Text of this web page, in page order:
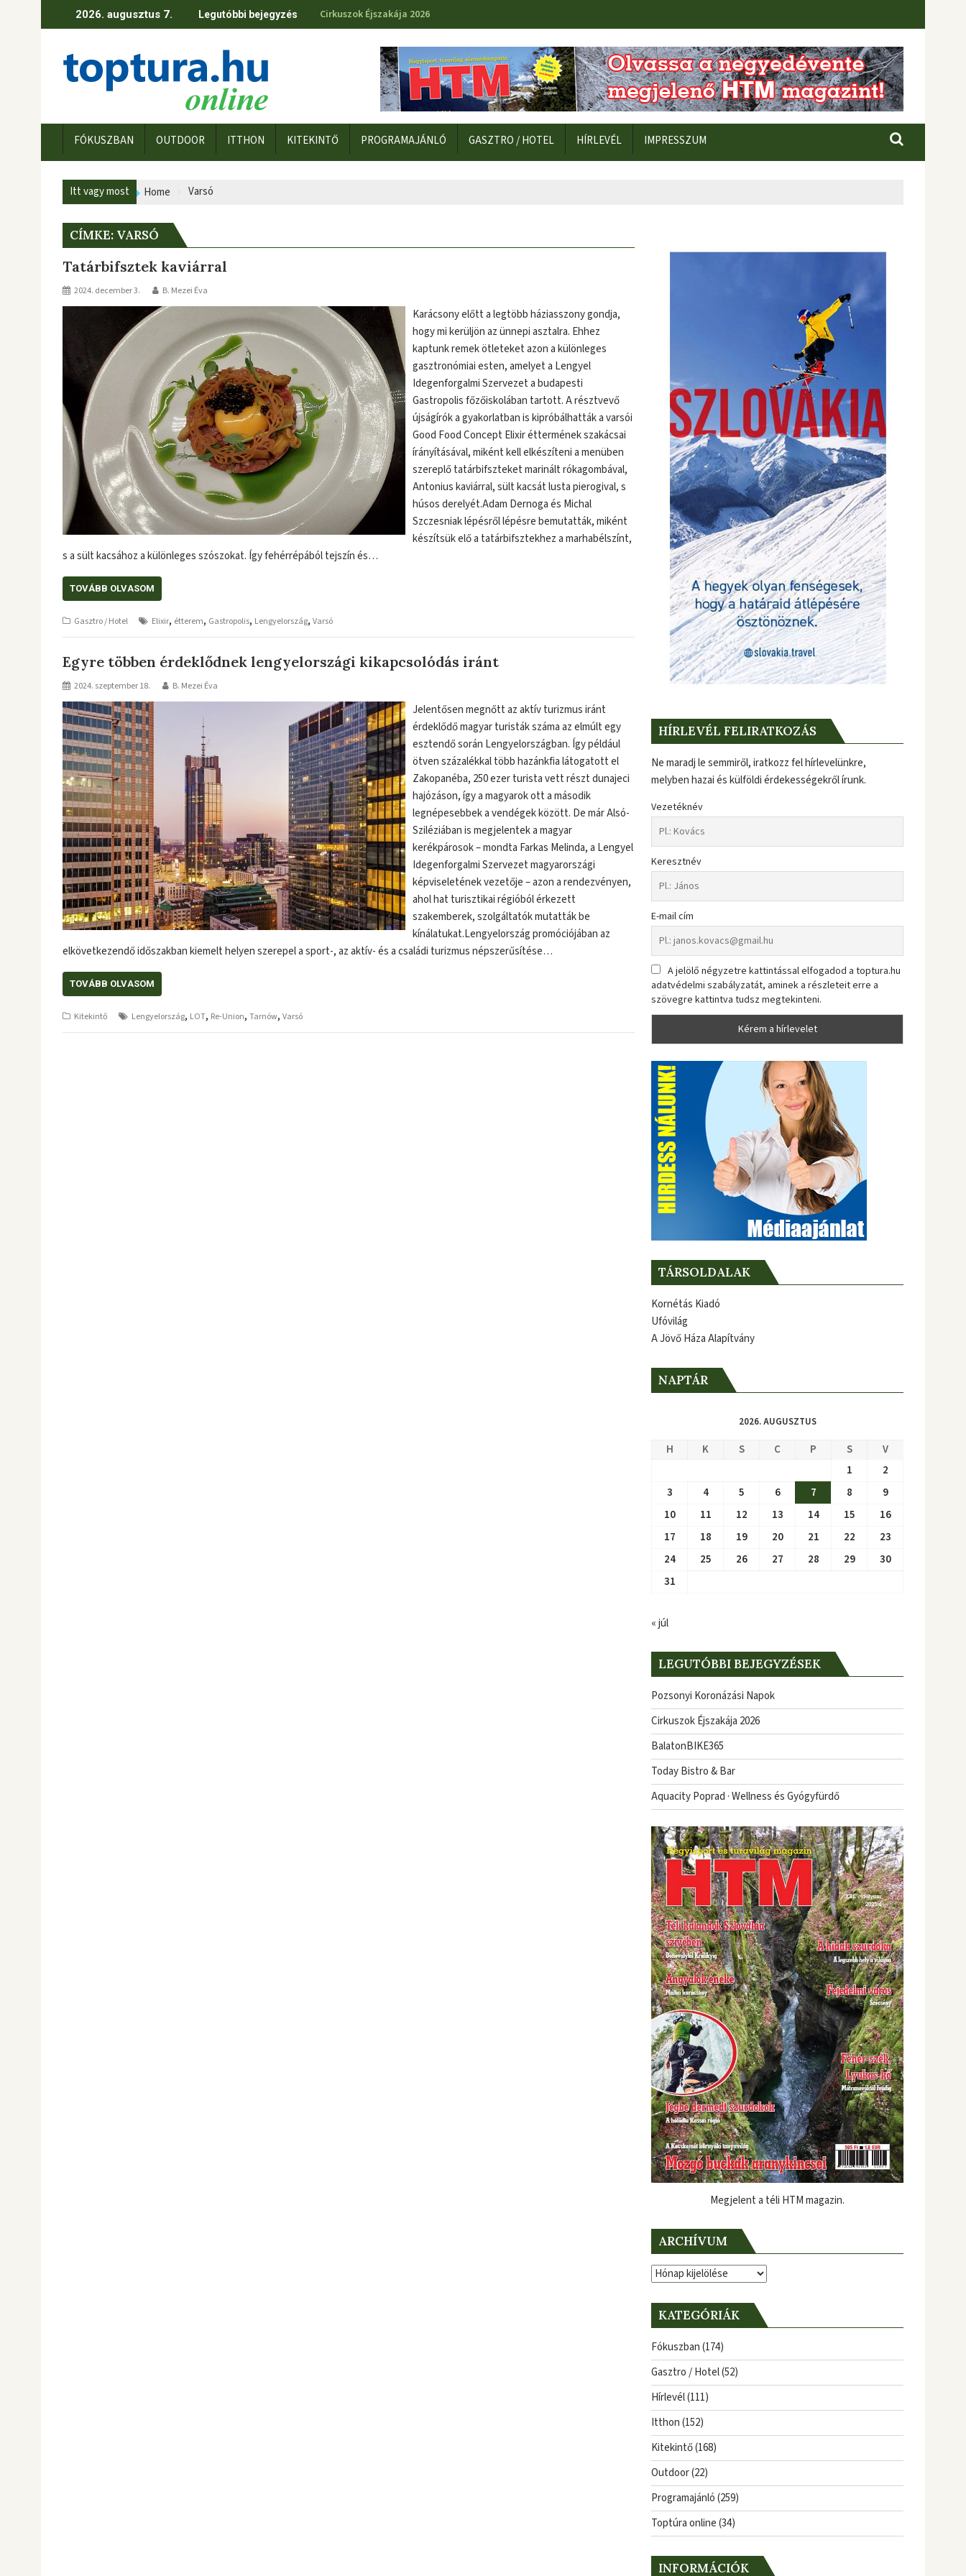
2026. augusztus 7. Legutóbbi bejegyzés Cirkuszok Éjszakája 2026
FÓKUSZBAN OUTDOOR ITTHON KITEKINTŐ PROGRAMAJÁNLÓ GASZTRO / HOTEL HÍRLEVÉL IMPRESSZUM
Itt vagy most Home Varsó
CÍMKE: VARSÓ
Tatárbifsztek kaviárral
2024. december 3. B. Mezei Éva
Karácsony előtt a legtöbb háziasszony gondja,
hogy mi kerüljön az ünnepi asztalra. Ehhez
kaptunk remek ötleteket azon a különleges
gasztronómiai esten, amelyet a Lengyel
Idegenforgalmi Szervezet a budapesti
Gastropolis főzőiskolában tartott. A résztvevő
újságírók a gyakorlatban is kipróbálhatták a varsói
Good Food Concept Elixir éttermének szakácsai
írányításával, miként kell elkészíteni a menüben
szereplő tatárbifszteket marinált rókagombával,
Antonius kaviárral, sült kacsát lusta pierogival, s
húsos derelyét.Adam Dernoga és Michal
Szczesniak lépésről lépésre bemutatták, miként
készítsük elő a tatárbifsztekhez a marhabélszínt,
s a sült kacsához a különleges szószokat. Így fehérrépából tejszín és…
TOVÁBB OLVASOM
Gasztro / Hotel Elixir, étterem, Gastropolis, Lengyelország, Varsó
Egyre többen érdeklődnek lengyelországi kikapcsolódás iránt
2024. szeptember 18. B. Mezei Éva
Jelentősen megnőtt az aktív turizmus iránt
érdeklődő magyar turisták száma az elmúlt egy
esztendő során Lengyelországban. Így például
ötven százalékkal több hazánkfia látogatott el
Zakopanéba, 250 ezer turista vett részt dunajeci
hajózáson, így a magyarok ott a második
legnépesebbek a vendégek között. De már Alsó-
Sziléziában is megjelentek a magyar
kerékpárosok – mondta Farkas Melinda, a Lengyel
Idegenforgalmi Szervezet magyarországi
képviseletének vezetője – azon a rendezvényen,
ahol hat turisztikai régióból érkezett
szakemberek, szolgáltatók mutatták be
kínálatukat.Lengyelország promóciójában az
elkövetkezendő időszakban kiemelt helyen szerepel a sport-, az aktív- és a családi turizmus népszerűsítése…
TOVÁBB OLVASOM
Kitekintő Lengyelország, LOT, Re-Union, Tarnów, Varsó
HÍRLEVÉL FELIRATKOZÁS
Ne maradj le semmiről, iratkozz fel hírlevelünkre,
melyben hazai és külföldi érdekességekről írunk.
Vezetéknév
Keresztnév
E-mail cím
A jelölő négyzetre kattintással elfogadod a toptura.hu
adatvédelmi szabályzatát, aminek a részleteit erre a
szövegre kattintva tudsz megtekinteni.
TÁRSOLDALAK
Kornétás Kiadó
Ufóvilág
A Jövő Háza Alapítvány
NAPTÁR
2026. AUGUSZTUS
H K S C P S
V
1
2
3
4 5 6 7 8
9
10
11 12 13 14 15
16
17
18 19 20 21 22
23
24
25 26 27 28 29
30
31
« júl
LEGUTÓBBI BEJEGYZÉSEK
Pozsonyi Koronázási Napok
Cirkuszok Éjszakája 2026
BalatonBIKE365
Today Bistro & Bar
Aquacity Poprad · Wellness és Gyógyfürdő
Megjelent a téli HTM magazin.
ARCHÍVUM
Archívum
KATEGÓRIÁK
Fókuszban(174)
Gasztro / Hotel(52)
Hírlevél(111)
Itthon(152)
Kitekintő(168)
Outdoor(22)
Programajánló(259)
Toptúra online(34)
INFORMÁCIÓK